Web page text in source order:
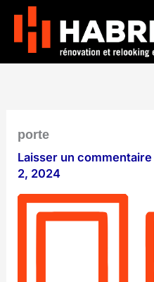
contenu
porte
Laisser un commentaire
2, 2024